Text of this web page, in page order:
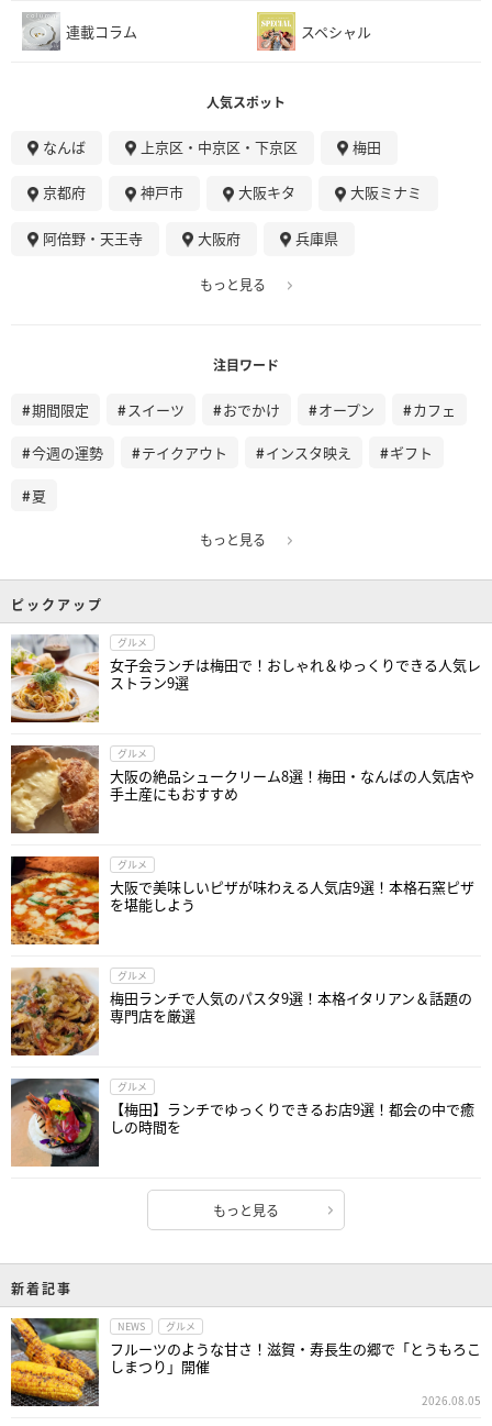
連載コラム スペシャル
人気スポット
なんば 上京区・中京区・下京区 梅田
京都府 神戸市 大阪キタ 大阪ミナミ
阿倍野・天王寺 大阪府 兵庫県
もっと見る
注目ワード
期間限定 スイーツ おでかけ オープン カフェ
今週の運勢 テイクアウト インスタ映え ギフト
夏
もっと見る
ピックアップ
グルメ
女子会ランチは梅田で！おしゃれ＆ゆっくりできる人気レ
ストラン9選
グルメ
大阪の絶品シュークリーム8選！梅田・なんばの人気店や
手土産にもおすすめ
グルメ
大阪で美味しいピザが味わえる人気店9選！本格石窯ピザ
を堪能しよう
グルメ
梅田ランチで人気のパスタ9選！本格イタリアン＆話題の
専門店を厳選
グルメ
【梅田】ランチでゆっくりできるお店9選！都会の中で癒
しの時間を
もっと見る
新着記事
NEWS グルメ
フルーツのような甘さ！滋賀・寿長生の郷で「とうもろこ
しまつり」開催
2026.08.05